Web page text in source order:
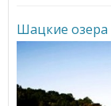
Шацкие озера